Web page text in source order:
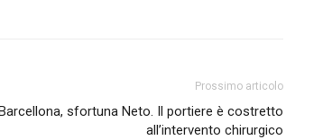
Prossimo articolo
Barcellona, sfortuna Neto. Il portiere è costretto
all’intervento chirurgico